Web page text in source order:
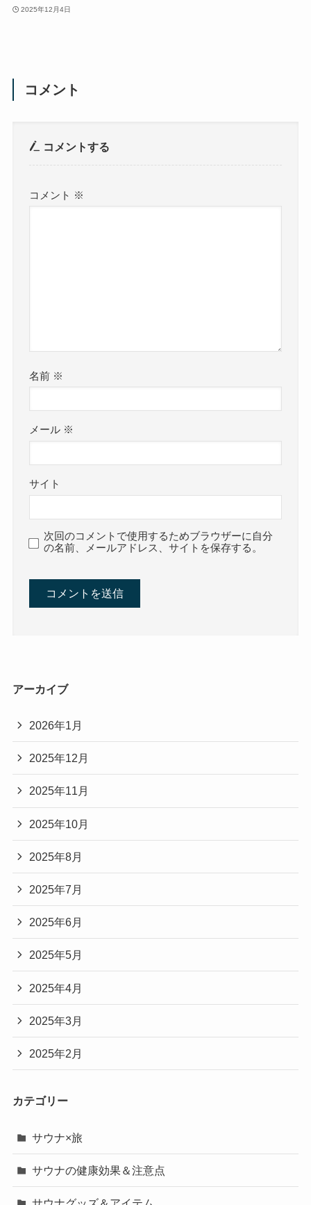
2025年12月4日
コメント
コメントする
コメント ※
名前 ※
メール ※
サイト
次回のコメントで使用するためブラウザーに自分
の名前、メールアドレス、サイトを保存する。
アーカイブ
2026年1月
2025年12月
2025年11月
2025年10月
2025年8月
2025年7月
2025年6月
2025年5月
2025年4月
2025年3月
2025年2月
カテゴリー
サウナ×旅
サウナの健康効果＆注意点